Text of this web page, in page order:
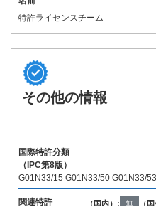
特許ライセンスチーム
その他の情報
国際特許分類
（IPC第8版）
G01N33/15 G01N33/50 G01N33/53
関連特許 （国内）: 無 （